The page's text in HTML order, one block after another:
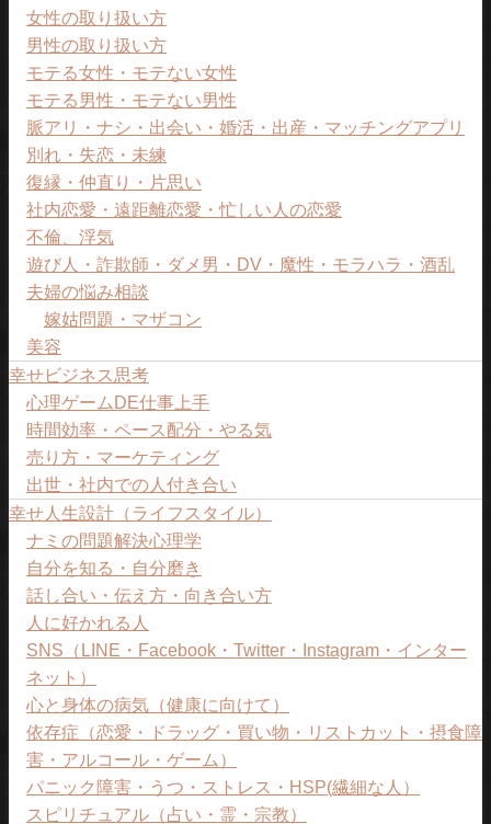
女性の取り扱い方
男性の取り扱い方
モテる女性・モテない女性
モテる男性・モテない男性
脈アリ・ナシ・出会い・婚活・出産・マッチングアプリ
別れ・失恋・未練
復縁・仲直り・片思い
社内恋愛・遠距離恋愛・忙しい人の恋愛
不倫、浮気
遊び人・詐欺師・ダメ男・DV・魔性・モラハラ・酒乱
夫婦の悩み相談
嫁姑問題・マザコン
美容
幸せビジネス思考
心理ゲームDE仕事上手
時間効率・ペース配分・やる気
売り方・マーケティング
出世・社内での人付き合い
幸せ人生設計（ライフスタイル）
ナミの問題解決心理学
自分を知る・自分磨き
話し合い・伝え方・向き合い方
人に好かれる人
SNS（LINE・Facebook・Twitter・Instagram・インター
ネット）
心と身体の病気（健康に向けて）
依存症（恋愛・ドラッグ・買い物・リストカット・摂食障
害・アルコール・ゲーム）
パニック障害・うつ・ストレス・HSP(繊細な人）
スピリチュアル（占い・霊・宗教）